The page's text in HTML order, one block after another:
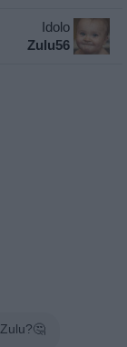
Idolo
Zulu56